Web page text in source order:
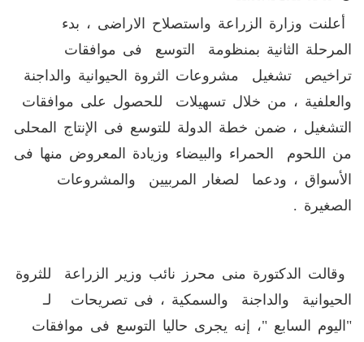
أعلنت وزارة الزراعة واستصلاح الاراضى ، بدء
المرحلة الثانية بمنظومة التوسع فى موافقات
تراخيص تشغيل مشروعات الثروة الحيوانية والداجنة
والعلفية ، من خلال تسهيلات للحصول على موافقات
التشغيل ، ضمن خطة الدولة للتوسع فى الإنتاج المحلى
من اللحوم الحمراء والبيضاء وزيادة المعروض منها فى
الأسواق ، ودعما لصغار المربيين والمشروعات
الصغيرة .
وقالت الدكتورة منى محرز نائب وزير الزراعة للثروة
الحيوانية والداجنة والسمكية ، فى تصريحات لـ
"اليوم السابع "، إنه يجرى حاليا التوسع فى موافقات